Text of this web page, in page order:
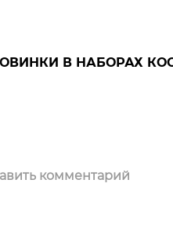
В НАБОРАХ
комментарий